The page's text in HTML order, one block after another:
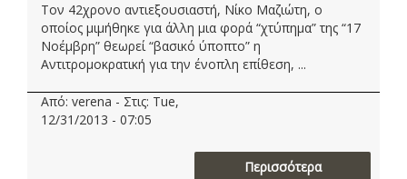
Τον 42χρονο αντιεξουσιαστή, Νίκο Μαζιώτη, ο
οποίος μιμήθηκε για άλλη μια φορά “χτύπημα” της “17
Νοέμβρη” θεωρεί “βασικό ύποπτο” η
Αντιτρομοκρατική για την ένοπλη επίθεση, ...
Από: verena - Στις: Tue,
12/31/2013 - 07:05
Περισσότερα